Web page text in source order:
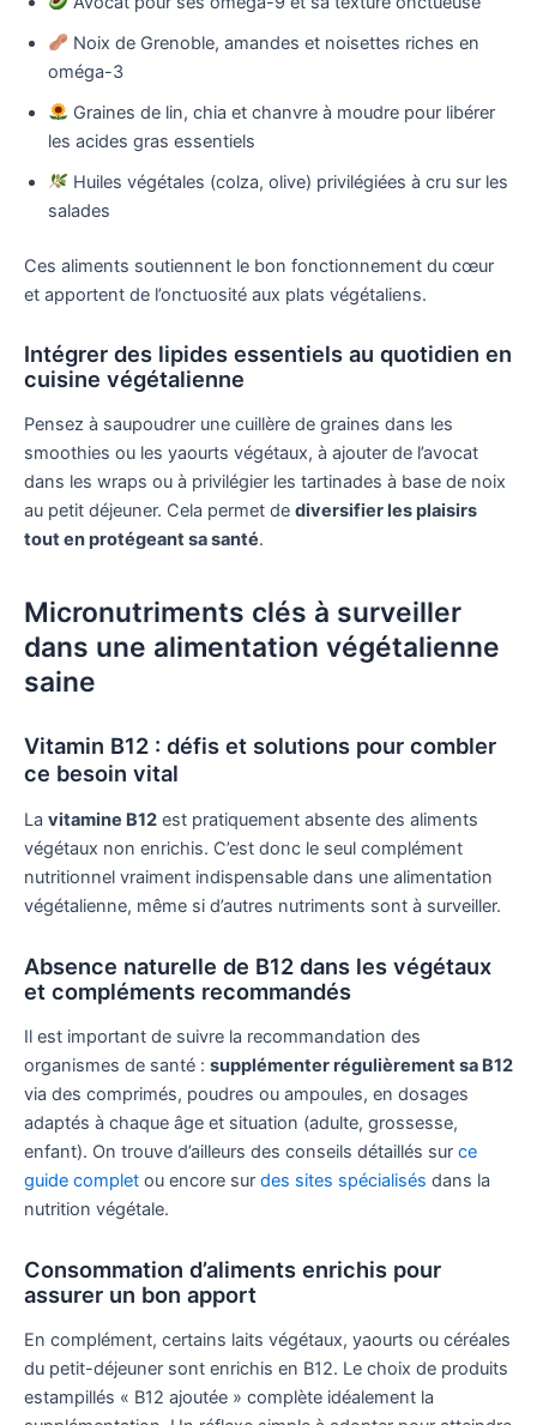
Noix de Grenoble, amandes et noisettes riches en
oméga-3
Graines de lin, chia et chanvre à moudre pour libérer
les acides gras essentiels
Huiles végétales (colza, olive) privilégiées à cru sur les
salades
Ces aliments soutiennent le bon fonctionnement du cœur
et apportent de l’onctuosité aux plats végétaliens.
Intégrer des lipides essentiels au quotidien en
cuisine végétalienne
Pensez à saupoudrer une cuillère de graines dans les
smoothies ou les yaourts végétaux, à ajouter de l’avocat
dans les wraps ou à privilégier les tartinades à base de noix
au petit déjeuner. Cela permet de diversifier les plaisirs
tout en protégeant sa santé.
Micronutriments clés à surveiller
dans une alimentation végétalienne
saine
Vitamin B12 : défis et solutions pour combler
ce besoin vital
La vitamine B12 est pratiquement absente des aliments
végétaux non enrichis. C’est donc le seul complément
nutritionnel vraiment indispensable dans une alimentation
végétalienne, même si d’autres nutriments sont à surveiller.
Absence naturelle de B12 dans les végétaux
et compléments recommandés
Il est important de suivre la recommandation des
organismes de santé : supplémenter régulièrement sa B12
via des comprimés, poudres ou ampoules, en dosages
adaptés à chaque âge et situation (adulte, grossesse,
enfant). On trouve d’ailleurs des conseils détaillés sur ce
guide complet ou encore sur des sites spécialisés dans la
nutrition végétale.
Consommation d’aliments enrichis pour
assurer un bon apport
En complément, certains laits végétaux, yaourts ou céréales
du petit-déjeuner sont enrichis en B12. Le choix de produits
estampillés « B12 ajoutée » complète idéalement la